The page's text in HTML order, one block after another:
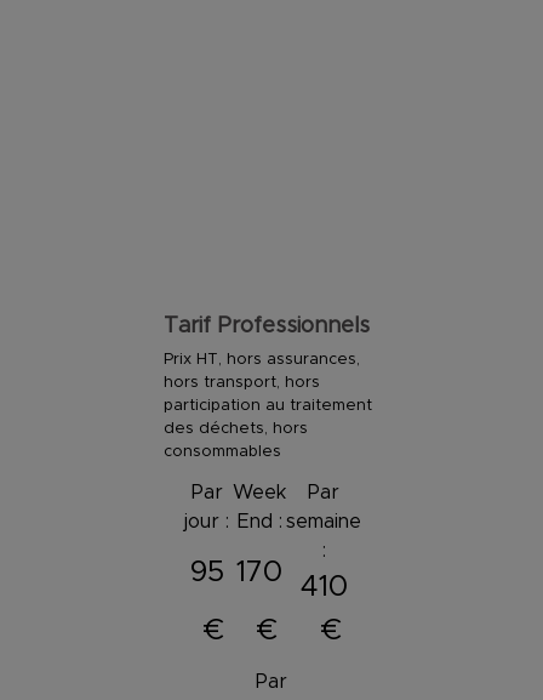
Tarif Professionnels
Prix HT, hors assurances,
hors transport, hors
participation au traitement
des déchets, hors
consommables
Par
jour :
95
€
Week
End :
170
€
Par
semaine
:
410
€
Par